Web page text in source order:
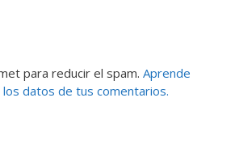
para reducir el spam. Aprende
datos de tus comentarios.